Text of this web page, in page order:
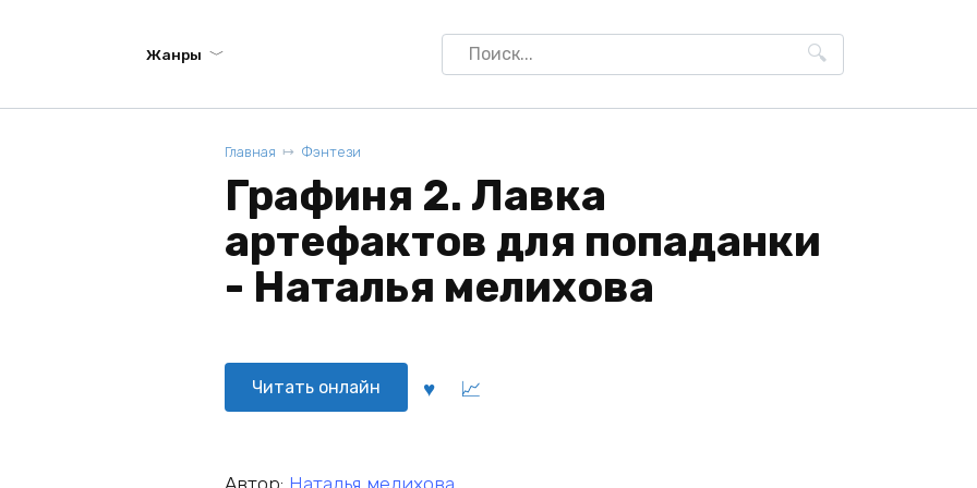
Жанры
Search
for:
Главная Фэнтези
Графиня 2. Лавка
артефактов для попаданки
- Наталья мелихова
Читать онлайн
Автор: Наталья мелихова